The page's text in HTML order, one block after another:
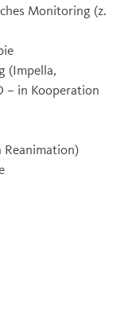
Monitoring (z.
(Impella,
– in Kooperation
Reanimation)